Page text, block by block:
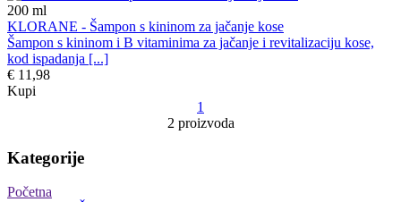
200 ml
KLORANE - Šampon s kininom za jačanje kose
Šampon s kininom i B vitaminima za jačanje i revitalizaciju kose,
kod ispadanja [...]
€ 11,98
Kupi
1
2 proizvoda
Kategorije
Početna